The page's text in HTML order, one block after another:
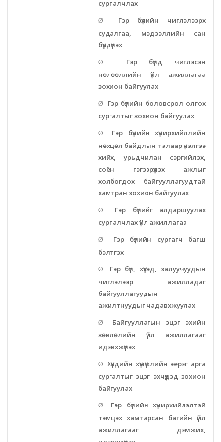
Улсын бүртгэлийн хэлтэс
Ус цаг уур, орчны шинжилгээний төв
Хүүхэд, гэр бүлийн хөгжил, хамгааллын газар
Шүүх шинжилгээний хэлтэс
Шүүхийн шийдвэр гүйцэтгэх газар-437 дугаар
Эрүүл мэндийн газар
Мал эмнэлгийн газар
Баян-Өндөр сумын ЗДТГ
Жаргалант сумын ЗДТГ
Орхон аймгийн Иргэний хэргийн давж заалдах
Орхон аймгийн Эрүүгийн хэргийн давж заалдах
сурталчлах
Ø
Гэр бүлийн чиглэлээрх
судалгаа, мэдээллийн сан
бүрдүүлэх
Ø
Гэр бүлд чиглэсэн
нөлөөллийн үйл ажиллагаа
зохион байгуулах
Ø
Гэр бүлийн боловсрол олгох
сургалтыг зохион байгуулах
Ø
Гэр бүлийн хүчирхийллийн
нөхцөл байдлын талаар үнэлгээ
хийх, урьдчилан сэргийлэх,
соён гэгээрүүлэх ажлыг
холбогдох байгууллагуудтай
хамтран зохион байгуулах
Ø
Гэр бүлийг алдаршуулах
сурталчлах үйл ажиллагаа
Ø
Гэр бүлийн сургагч багш
бэлтгэх
Ø
Гэр бүл, хүүхэд, залуучуудын
чиглэлээр ажилладаг
байгууллагуудын
ажилтнуудыг чадавхжуулах
Ø
Байгууллагын эцэг эхийн
зөвлөлийн үйл ажиллагааг
идэвхжүүлэх
Ø
Хүүхдийн хүмүүжлийн эерэг арга
сургалтыг эцэг эхчүүдэд зохион
байгуулах
Ø
Гэр бүлийн хүчирхийлэлтэй
тэмцэх хамтарсан багийн үйл
ажиллагааг дэмжих,